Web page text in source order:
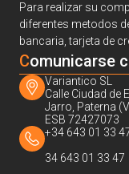
Para realizar su
diferentes metodos
bancaria, tarjeta de
Comunicarse
Variantico SL
Calle Ciudad de
Jarro, Paterna
ESB 72427073
+34 643 01 33
34 643 01 33 47